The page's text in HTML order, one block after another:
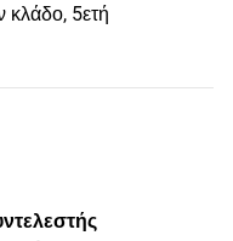
κλάδο, 5ετή